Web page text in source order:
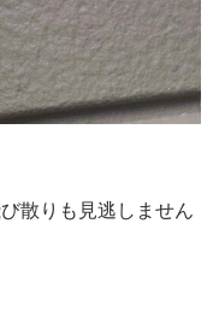
散りも見逃しません